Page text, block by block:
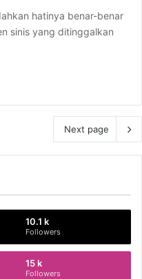
hatinya benar-benar
sinis yang ditinggalkan
Next page
10.1 k
Followers
15 k
Followers